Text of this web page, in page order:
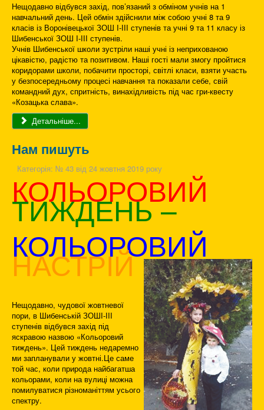
Нещодавно відбувся захід, пов’язаний з обміном учнів на 1
навчальний день. Цей обмін здійснили між собою учні 8 та 9
класів із Воронівецької ЗОШ І-ІІІ ступенів та учні 9 та 11 класу із
Шибенської ЗОШ І-ІІІ ступенів.
Учнів Шибенської школи зустріли наші учні із неприхованою
цікавістю, радістю та позитивом. Наші гості мали змогу пройтися
коридорами школи, побачити просторі, світлі класи, взяти участь
у безпосередньому процесі навчання та показали себе, свій
командний дух, спритність, винахідливість під час гри-квесту
«Козацька слава».
Детальніше...
Нам пишуть
Категорія: № 43 від 24 жовтня 2019 року
КОЛЬОРОВИЙ
ТИЖДЕНЬ –
КОЛЬОРОВИЙ
НАСТРІЙ
Нещодавно, чудової жовтневої
пори, в Шибенській ЗОШІ-ІІІ
ступенів відбувся захід під
яскравою назвою «Кольоровий
тиждень». Цей тиждень недаремно
ми запланували у жовтні.Це саме
той час, коли природа найбагатша
кольорами, коли на вулиці можна
помилуватися різноманіттям усього
спектру.